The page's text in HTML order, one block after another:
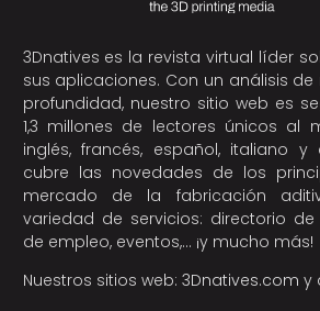
3Dnatives es la revista virtual líder
sus aplicaciones. Con un análisis
profundidad, nuestro sitio web es
1,3 millones de lectores únicos al
inglés, francés, español, italiano y
cubre las novedades de los
mercado de la fabricación
variedad de servicios: directorio de
de empleo, eventos,… ¡y mucho más!
Nuestros sitios web: 3Dnatives.com y